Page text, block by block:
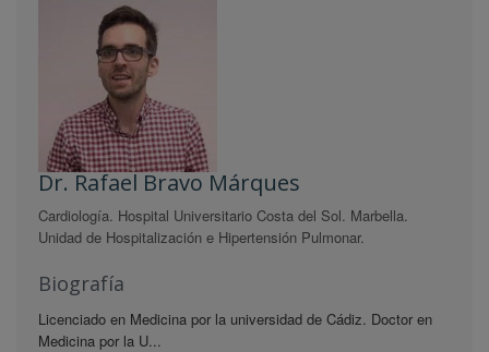
Dr. Rafael Bravo Márques
Cardiología. Hospital Universitario Costa del Sol. Marbella.
Unidad de Hospitalización e Hipertensión Pulmonar.
Biografía
Licenciado en Medicina por la universidad de Cádiz. Doctor en
Medicina por la U...